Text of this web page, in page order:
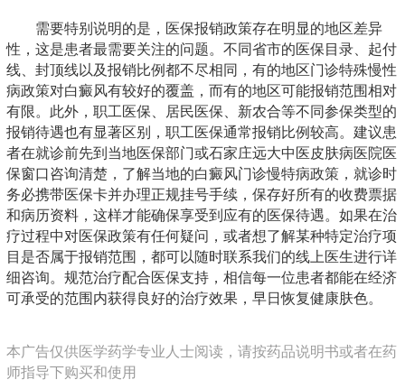
需要特别说明的是，医保报销政策存在明显的地区差异
性，这是患者最需要关注的问题。不同省市的医保目录、起付
线、封顶线以及报销比例都不尽相同，有的地区门诊特殊慢性
病政策对白癜风有较好的覆盖，而有的地区可能报销范围相对
有限。此外，职工医保、居民医保、新农合等不同参保类型的
报销待遇也有显著区别，职工医保通常报销比例较高。建议患
者在就诊前先到当地医保部门或石家庄远大中医皮肤病医院医
保窗口咨询清楚，了解当地的白癜风门诊慢特病政策，就诊时
务必携带医保卡并办理正规挂号手续，保存好所有的收费票据
和病历资料，这样才能确保享受到应有的医保待遇。如果在治
疗过程中对医保政策有任何疑问，或者想了解某种特定治疗项
目是否属于报销范围，都可以随时联系我们的线上医生进行详
细咨询。规范治疗配合医保支持，相信每一位患者都能在经济
可承受的范围内获得良好的治疗效果，早日恢复健康肤色。
本广告仅供医学药学专业人士阅读，请按药品说明书或者在药
师指导下购买和使用